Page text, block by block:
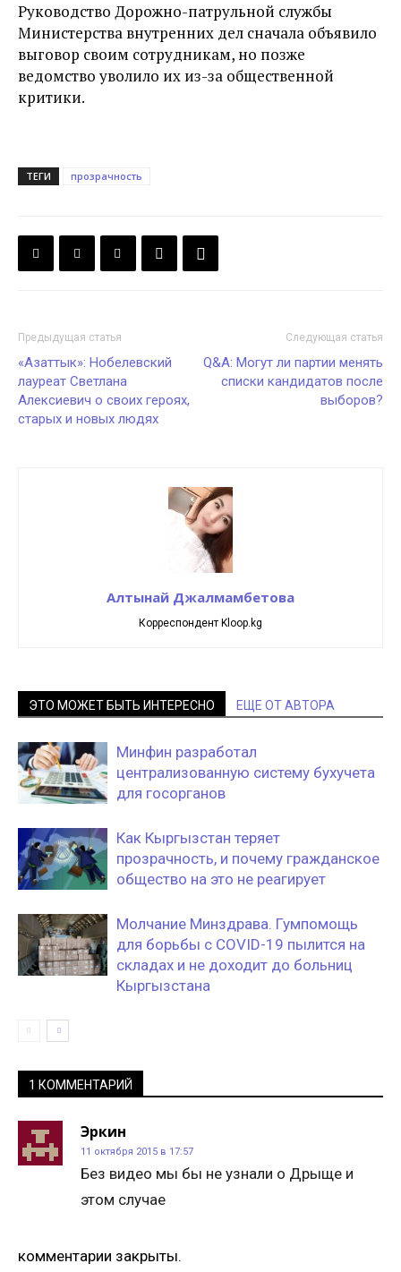
Руководство Дорожно-патрульной службы
Министерства внутренних дел сначала объявило
выговор своим сотрудникам, но позже
ведомство уволило их из-за общественной
критики.
ТЕГИ прозрачность
Предыдущая статья
«Азаттык»: Нобелевский
лауреат Светлана
Алексиевич о своих героях,
старых и новых людях
Следующая статья
Q&A: Могут ли партии менять
списки кандидатов после
выборов?
Алтынай Джалмамбетова
Корреспондент Kloop.kg
ЭТО МОЖЕТ БЫТЬ ИНТЕРЕСНО ЕЩЕ ОТ АВТОРА
Минфин разработал
централизованную систему бухучета
для госорганов
Как Кыргызстан теряет
прозрачность, и почему гражданское
общество на это не реагирует
Молчание Минздрава. Гумпомощь
для борьбы с COVID-19 пылится на
складах и не доходит до больниц
Кыргызстана
1 КОММЕНТАРИЙ
Эркин
11 октября 2015 в 17:57
Без видео мы бы не узнали о Дрыще и
этом случае
комментарии закрыты.